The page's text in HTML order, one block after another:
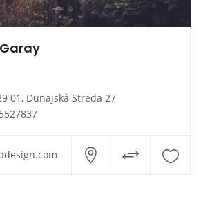
01, Dunajská Streda 27